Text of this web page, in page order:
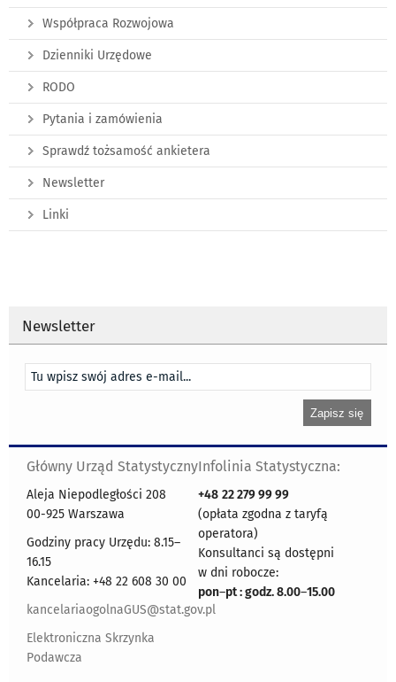
Współpraca Rozwojowa
Dzienniki Urzędowe
RODO
Pytania i zamówienia
Sprawdź tożsamość ankietera
Newsletter
Linki
Newsletter
Główny Urząd Statystyczny
Aleja Niepodległości 208
00-925 Warszawa
Godziny pracy Urzędu: 8.15–
16.15
Kancelaria: +48 22 608 30 00
kancelariaogolnaGUS@stat.gov.pl
Elektroniczna Skrzynka
Podawcza
Infolinia Statystyczna:
+48 22 279 99 99
(opłata zgodna z taryfą
operatora)
Konsultanci są dostępni
w dni robocze:
pon–pt : godz. 8.00–15.00